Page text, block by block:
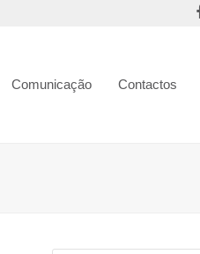
Comunicação Contactos